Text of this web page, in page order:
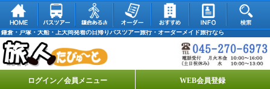
鎌倉・戸塚・大船・上大岡発着の日帰りバスツアー旅行・オーダーメイド旅行なら
ログイン／会員メニュー WEB会員登録